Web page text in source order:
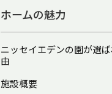
ホームの魅力
ニッセイエデンの園が選
由
施設概要